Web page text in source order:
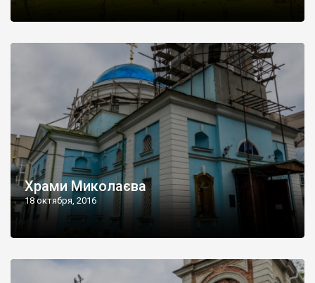
Храми Миколаєва
18 октября, 2016